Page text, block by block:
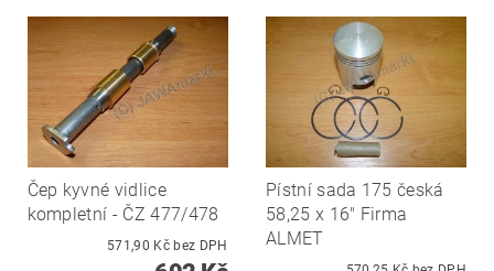
Čep kyvné vidlice
kompletní - ČZ 477/478
571,90 Kč bez DPH
Pístní sada 175 česká
58,25 x 16" Firma
ALMET